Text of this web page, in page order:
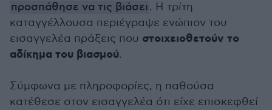
προσπάθησε να τις βιάσει. Η τρίτη
καταγγέλλουσα περιέγραψε ενώπιον του
εισαγγελέα πράξεις που στοιχειοθετούν το
αδίκημα του βιασμού.
Σύμφωνα με πληροφορίες, η παθούσα
κατέθεσε στον εισαγγελέα ότι είχε επισκεφθεί